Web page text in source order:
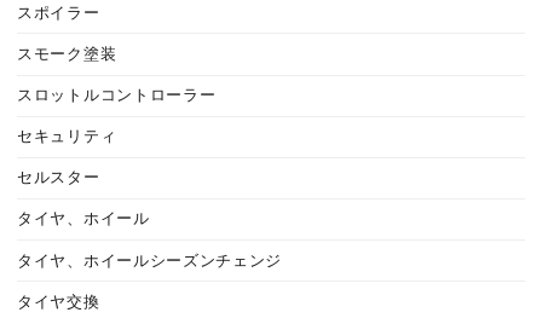
スポイラー
スモーク塗装
スロットルコントローラー
セキュリティ
セルスター
タイヤ、ホイール
タイヤ、ホイールシーズンチェンジ
タイヤ交換